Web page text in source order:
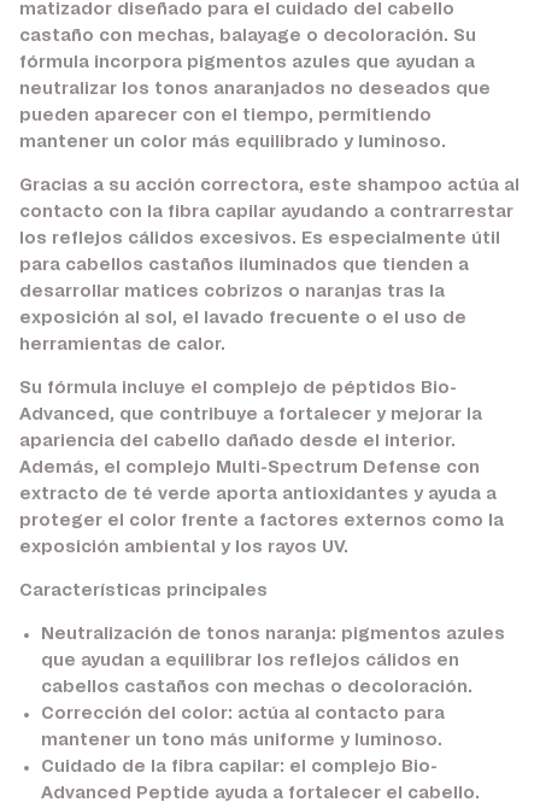
matizador diseñado para el cuidado del cabello
castaño con mechas, balayage o decoloración. Su
fórmula incorpora pigmentos azules que ayudan a
neutralizar los tonos anaranjados no deseados que
pueden aparecer con el tiempo, permitiendo
mantener un color más equilibrado y luminoso.
Gracias a su acción correctora, este shampoo actúa al
contacto con la fibra capilar ayudando a contrarrestar
los reflejos cálidos excesivos. Es especialmente útil
para cabellos castaños iluminados que tienden a
desarrollar matices cobrizos o naranjas tras la
exposición al sol, el lavado frecuente o el uso de
herramientas de calor.
Su fórmula incluye el complejo de péptidos Bio-
Advanced, que contribuye a fortalecer y mejorar la
apariencia del cabello dañado desde el interior.
Además, el complejo Multi-Spectrum Defense con
extracto de té verde aporta antioxidantes y ayuda a
proteger el color frente a factores externos como la
exposición ambiental y los rayos UV.
Características principales
Neutralización de tonos naranja: pigmentos azules
que ayudan a equilibrar los reflejos cálidos en
cabellos castaños con mechas o decoloración.
Corrección del color: actúa al contacto para
mantener un tono más uniforme y luminoso.
Cuidado de la fibra capilar: el complejo Bio-
Advanced Peptide ayuda a fortalecer el cabello.